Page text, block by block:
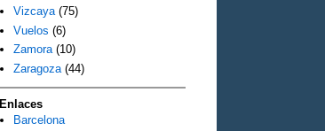
Vizcaya (75)
Vuelos (6)
Zamora (10)
Zaragoza (44)
Enlaces
Barcelona